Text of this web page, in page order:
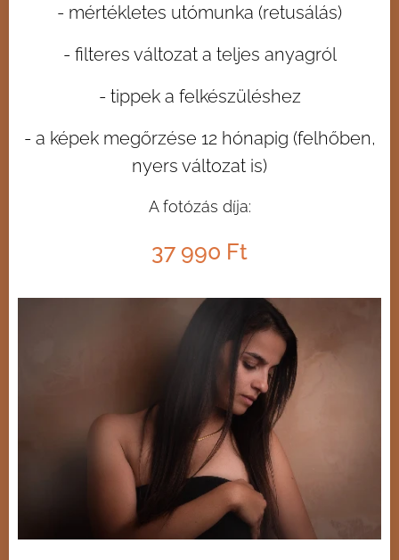
- mértékletes utómunka (retusálás)
- filteres változat a teljes anyagról
- tippek a felkészüléshez
- a képek megőrzése 12 hónapig (felhőben,
nyers változat is)
A fotózás díja:
37 990 Ft